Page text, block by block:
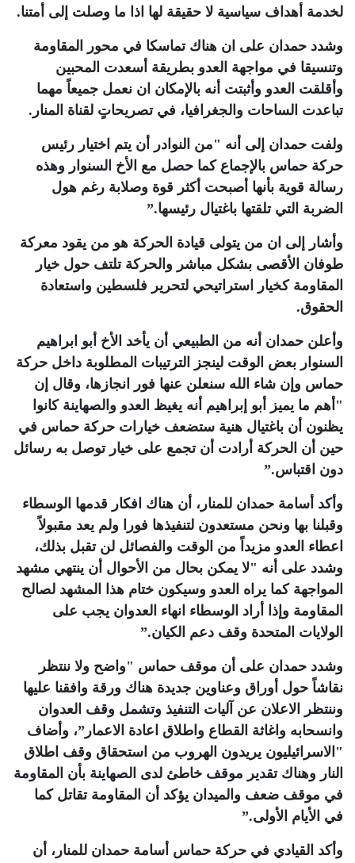
لخدمة أهداف سياسية لا حقيقة لها اذا ما وصلت إلى أمتنا.
وشدد حمدان على ان هناك تماسكا في محور المقاومة
وتنسيقا في مواجهة العدو بطريقة أسعدت المحبين
وأقلقت العدو وأثبتت أنه بالإمكان ان نعمل جميعاً مهما
تباعدت الساحات والجغرافيا، في تصريحاتٍ لقناة المنار .
ولفت حمدان إلى أنه "من النوادر أن يتم اختيار رئيس
حركة حماس بالإجماع كما حصل مع الأخ السنوار وهذه
رسالة قوية بأنها أصبحت أكثر قوة وصلابة رغم هول
الضربة التي تلقتها باغتيال رئيسها”.
وأشار إلى ان من يتولى قيادة الحركة هو من يقود معركة
طوفان الأقصى بشكل مباشر والحركة تلتف حول خيار
المقاومة كخيار استراتيحي لتحرير فلسطين واستعادة
الحقوق.
وأعلن حمدان أنه من الطبيعي أن يأخد الأخ أبو ابراهيم
السنوار بعض الوقت لينجز الترتيبات المطلوبة داخل حركة
حماس وإن شاء الله سنعلن عنها فور انجازها، وقال إن
"أهم ما يميز أبو إبراهيم أنه يغيظ العدو والصهاينة كانوا
يظنون أن باغتيال هنية ستضعف خيارات حركة حماس في
حين أن الحركة أرادت أن تجمع على خيار توصل به رسائل
دون اقتباس”.
وأكد أسامة حمدان للمنار، أن هناك افكار قدمها الوسطاء
وقبلنا بها ونحن مستعدون لتنفيذها فورا ولم يعد مقبولاً
اعطاء العدو مزيداً من الوقت والفصائل لن تقبل بذلك،
وشدد على أنه "لا يمكن بحال من الأحوال أن ينتهي مشهد
المواجهة كما يراه العدو وسيكون ختام هذا المشهد لصالح
المقاومة وإذا أراد الوسطاء انهاء العدوان يجب على
الولايات المتحدة وقف دعم الكيان”.
وشدد حمدان على أن موقف حماس "واضح ولا ننتظر
نقاشاً حول أوراق وعناوين جديدة هناك ورقة وافقنا عليها
وننتظر الاعلان عن آليات التنفيذ وتشمل وقف العدوان
وانسحابه واغاثة القطاع واطلاق اعادة الاعمار”، وأضاف
"الاسرائيليون يريدون الهروب من استحقاق وقف اطلاق
النار وهناك تقدير موقف خاطئ لدى الصهاينة بأن المقاومة
في موقف ضعف والميدان يؤكد أن المقاومة تقاتل كما
في الأيام الأولى”.
وأكد القيادي في حركة حماس أسامة حمدان للمنار، أن